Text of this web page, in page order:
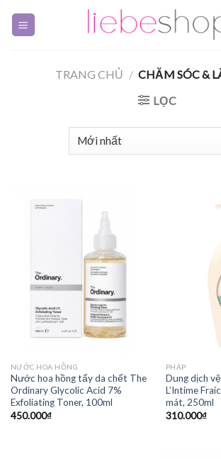
TRANG CHỦ / CHĂM SÓC &
LỌC
NƯỚC HOA HỒNG
Nước hoa hồng tẩy da chết The
Ordinary Glycolic Acid 7%
Exfoliating Toner, 100ml
450.000₫
PHÁP
Dung dịch
L’Intime
mát, 250ml
310.000₫